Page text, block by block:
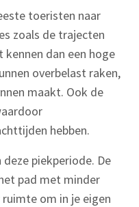
toeristen naar
zoals de trajecten
kennen dan een hoge
overbelast raken,
maakt. Ook de
hebben.
piekperiode. De
pad met minder
om in je eigen